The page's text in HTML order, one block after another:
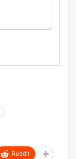
ReddIt